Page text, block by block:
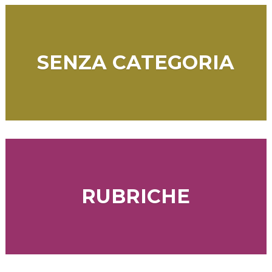
SENZA CATEGORIA
RUBRICHE